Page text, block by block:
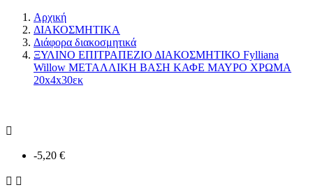
Αρχική
ΔΙΑΚΟΣΜΗΤΙΚΑ
Διάφορα διακοσμητικά
ΞΥΛΙΝΟ ΕΠΙΤΡΑΠΕΖΙΟ ΔΙΑΚΟΣΜΗΤΙΚΟ Fylliana
Willow ΜΕΤΑΛΛΙΚΗ ΒΑΣΗ ΚΑΦΕ ΜΑΥΡΟ ΧΡΩΜΑ
20x4x30εκ

-5,20 €
 